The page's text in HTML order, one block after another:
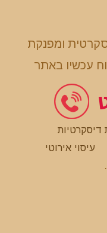
ומפנקת
עכשיו באתר
דיסקרטיות
עיסוי אירוטי
.